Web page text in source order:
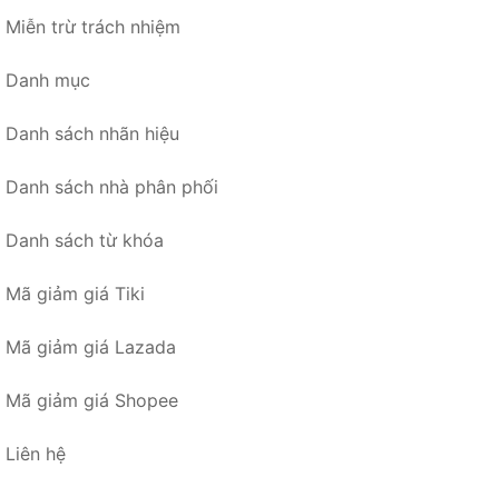
Miễn trừ trách nhiệm
Danh mục
Danh sách nhãn hiệu
Danh sách nhà phân phối
Danh sách từ khóa
Mã giảm giá Tiki
Mã giảm giá Lazada
Mã giảm giá Shopee
Liên hệ